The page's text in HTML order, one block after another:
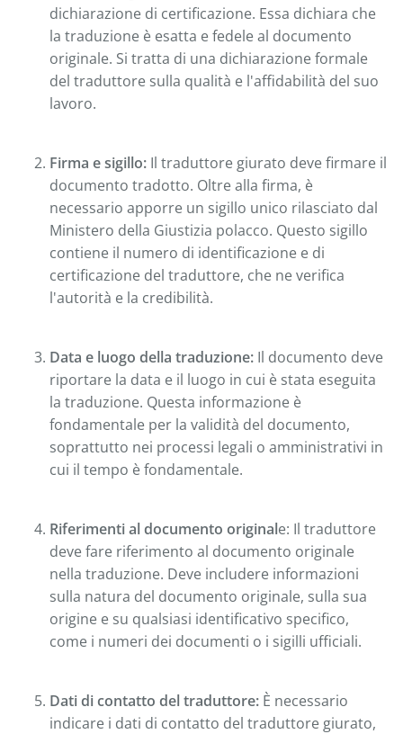
dichiarazione di certificazione. Essa dichiara che
la traduzione è esatta e fedele al documento
originale. Si tratta di una dichiarazione formale
del traduttore sulla qualità e l'affidabilità del suo
lavoro.
Firma e sigillo: Il traduttore giurato deve firmare il
documento tradotto. Oltre alla firma, è
necessario apporre un sigillo unico rilasciato dal
Ministero della Giustizia polacco. Questo sigillo
contiene il numero di identificazione e di
certificazione del traduttore, che ne verifica
l'autorità e la credibilità.
Data e luogo della traduzione: Il documento deve
riportare la data e il luogo in cui è stata eseguita
la traduzione. Questa informazione è
fondamentale per la validità del documento,
soprattutto nei processi legali o amministrativi in
cui il tempo è fondamentale.
Riferimenti al documento originale: Il traduttore
deve fare riferimento al documento originale
nella traduzione. Deve includere informazioni
sulla natura del documento originale, sulla sua
origine e su qualsiasi identificativo specifico,
come i numeri dei documenti o i sigilli ufficiali.
Dati di contatto del traduttore: È necessario
indicare i dati di contatto del traduttore giurato,